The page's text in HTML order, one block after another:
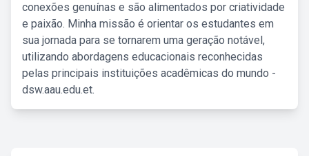
conexões genuínas e são alimentados por criatividade
e paixão. Minha missão é orientar os estudantes em
sua jornada para se tornarem uma geração notável,
utilizando abordagens educacionais reconhecidas
pelas principais instituições acadêmicas do mundo -
dsw.aau.edu.et.